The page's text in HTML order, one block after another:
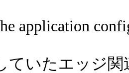
application
ていたエッジ